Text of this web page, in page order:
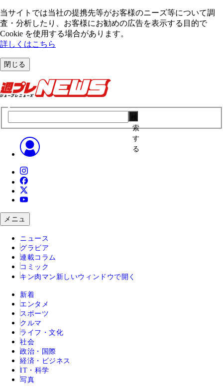
当サイトでは当社の提携先等がお客様のニーズ等について調
査・分析したり、お客様にお勧めの広告を表⽰する⽬的で
Cookie を使⽤する場合があります。
詳しくはこちら
閉じる
索
す
る
メニュ
ニュース
グラビア
連載コラム
コミック
キン肉マン 新しいウィンドウで開く
新着
エンタメ
スポーツ
クルマ
ライフ・文化
社会
政治・国際
経済・ビジネス
IT・科学
写真